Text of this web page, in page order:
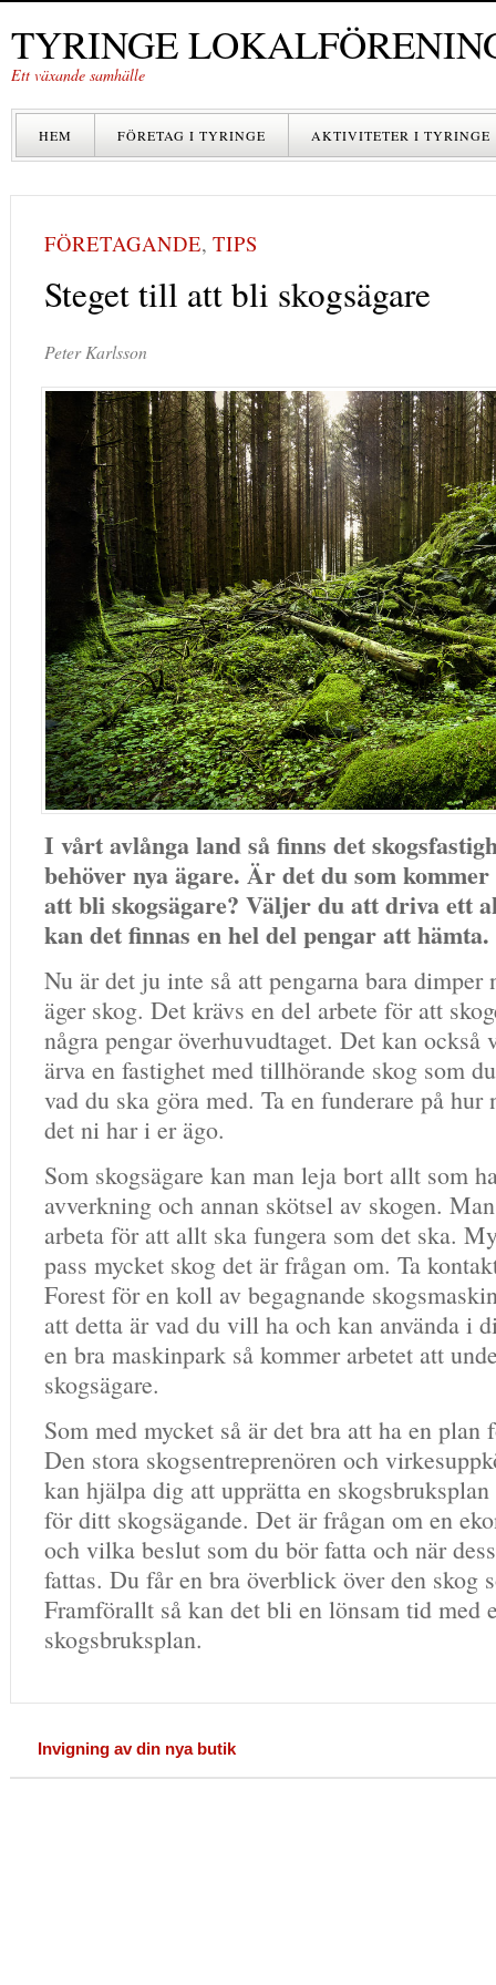
TYRINGE
Ett växande samhälle
HEM FÖRETAG I TYRINGE AKTIVITETER I TYRINGE
FÖRETAGANDE, TIPS
Steget till att bli skogsägare
Peter Karlsson
I vårt avlånga land så finns det
behöver nya ägare. Är det du som
att bli skogsägare? Väljer du att driva ett
kan det finnas en hel del pengar att hämta.
Nu är det ju inte så att pengarna bara dimper
äger skog. Det krävs en del arbete för att
några pengar överhuvudtaget. Det kan också
ärva en fastighet med tillhörande skog som
vad du ska göra med. Ta en funderare på
det ni har i er ägo.
Som skogsägare kan man leja bort allt som
avverkning och annan skötsel av skogen.
arbeta för att allt ska fungera som det ska.
pass mycket skog det är frågan om. Ta
Forest för en koll av begagnande
att detta är vad du vill ha och kan använda i
en bra maskinpark så kommer arbetet att
skogsägare.
Som med mycket så är det bra att ha en plan
Den stora skogsentreprenören och
kan hjälpa dig att upprätta en skogsbruksplan
för ditt skogsägande. Det är frågan om en
och vilka beslut som du bör fatta och när
fattas. Du får en bra överblick över den skog
Framförallt så kan det bli en lönsam tid med
skogsbruksplan.
Invigning av din nya butik